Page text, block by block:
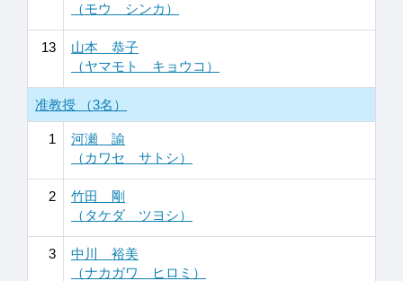
（モウ シンカ）
13
山本 恭子
（ヤマモト キョウコ）
准教授 （3名）
1
河瀬 諭
（カワセ サトシ）
2
竹田 剛
（タケダ ツヨシ）
3
中川 裕美
（ナカガワ ヒロミ）